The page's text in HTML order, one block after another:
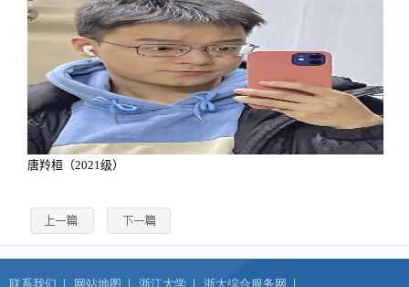
唐羚桓（2021 级）
联系我们 网站地图 浙江大学 浙大综合服务网